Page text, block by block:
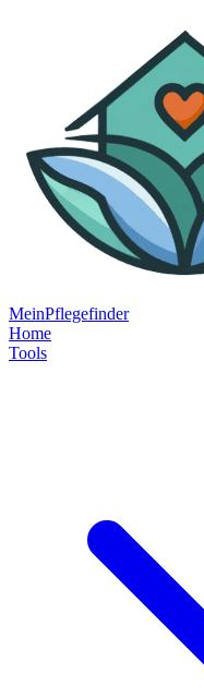
MeinPflegefinder
Home
Tools